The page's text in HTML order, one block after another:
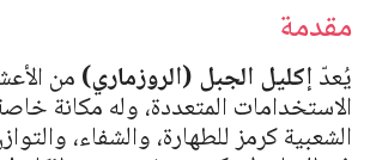
مقدمة
يُعدّإكليل الجبل (الروزماري)من
الاستخدامات المتعددة، وله مكانة
الشعبية كرمز للطهارة، والشفاء،